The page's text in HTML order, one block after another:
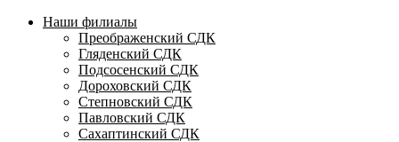
Наши филиалы
Преображенский СДК
Гляденский СДК
Подсосенский СДК
Дороховский СДК
Степновский СДК
Павловский СДК
Сахаптинский СДК